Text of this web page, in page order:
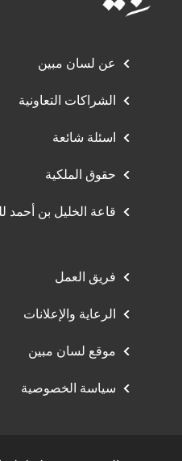
عن لسان مبين
الشراكات التعاونية
اسئلة شائعة
حقوق الملكية
قاعة الخليل بن أحمد
فريق العمل
الرعاية والإعلانات
موقع لسان مبين
سياسة الخصوصية